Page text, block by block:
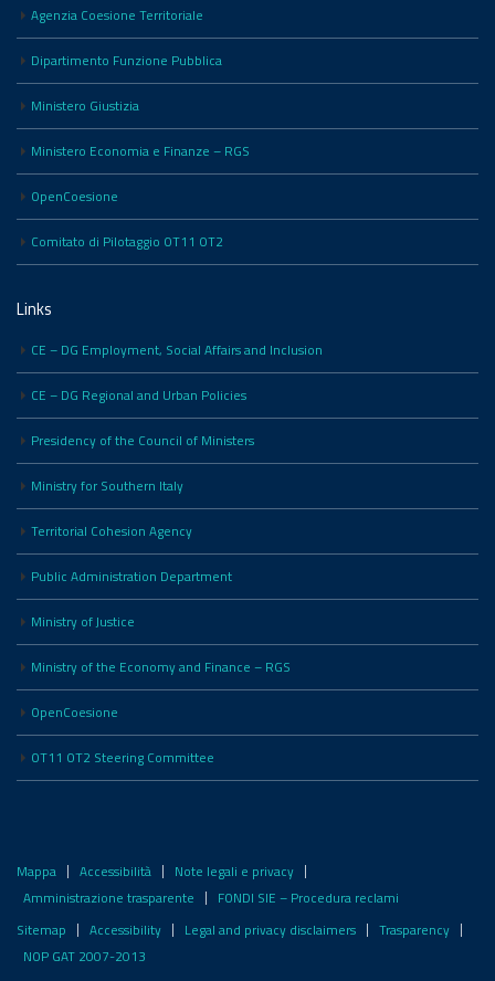
Agenzia Coesione Territoriale
Dipartimento Funzione Pubblica
Ministero Giustizia
Ministero Economia e Finanze – RGS
OpenCoesione
Comitato di Pilotaggio OT11 OT2
Links
CE – DG Employment, Social Affairs and Inclusion
CE – DG Regional and Urban Policies
Presidency of the Council of Ministers
Ministry for Southern Italy
Territorial Cohesion Agency
Public Administration Department
Ministry of Justice
Ministry of the Economy and Finance – RGS
OpenCoesione
OT11 OT2 Steering Committee
Mappa Accessibilità
Note legali e privacy
Amministrazione trasparente
FONDI SIE – Procedura reclami
Sitemap
Accessibility Legal and privacy disclaimers
Trasparency
NOP GAT 2007-2013